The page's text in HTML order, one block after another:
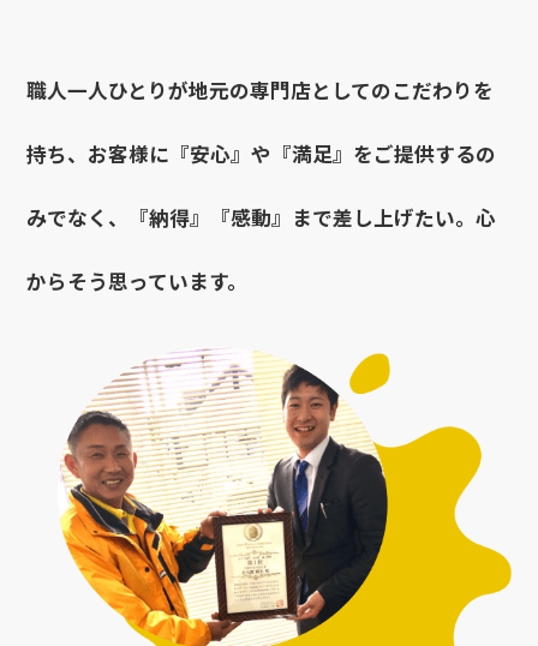
職人一人ひとりが地元の専門店としてのこだわりを
持ち、お客様に『安心』や『満足』をご提供するの
みでなく、『納得』『感動』まで差し上げたい。心
からそう思っています。